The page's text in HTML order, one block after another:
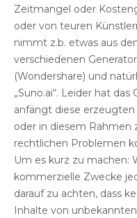
Zeitmangel oder
oder von teuren
nimmt z.b. etwas aus
verschiedenen
(Wondershare) und
„Suno.ai“. Leider hat
anfängt diese
oder in diesem Rahmen
rechtlichen Problemen
Um es kurz zu machen:
kommerzielle Zwecke
darauf zu achten, dass
Inhalte von